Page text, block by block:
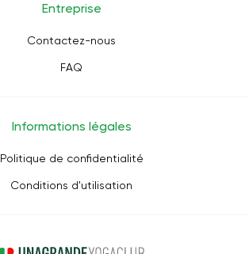
Entreprise
Contactez-nous
FAQ
Informations légales
Politique de confidentialité
Conditions d'utilisation